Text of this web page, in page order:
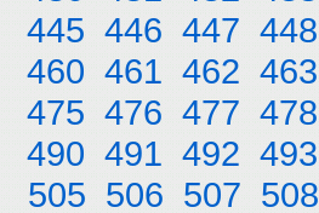
445 446 447 448
460 461 462 463
475 476 477 478
490 491 492 493
505 506 507 508